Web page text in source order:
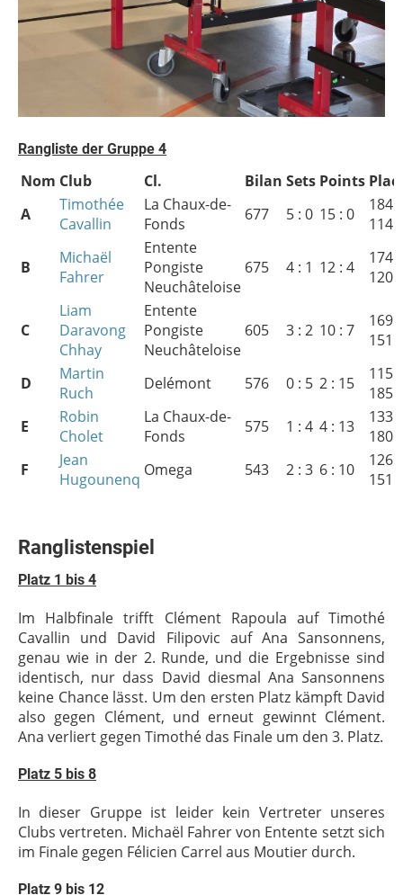
Rangliste der Gruppe 4
Nom Club Cl. Bilan Sets Points
A
Timothée
Cavallin
La Chaux-de-
Fonds
677 5 : 0 15 : 0
184 :
114
B
Michaël
Fahrer
Entente
Pongiste
Neuchâteloise
675 4 : 1 12 : 4
174 :
120
C
Liam
Daravong
Chhay
Entente
Pongiste
Neuchâteloise
605 3 : 2 10 : 7
169 :
151
D
Martin
Ruch
Delémont 576 0 : 5 2 : 15
115 :
185
E
Robin
Cholet
La Chaux-de-
Fonds
575 1 : 4 4 : 13
133 :
180
F
Jean
Hugounenq Omega 543 2 : 3 6 : 10
126 :
151
Ranglistenspiel
Platz 1 bis 4
Im Halbfinale trifft Clément Rapoula auf Timothé
Cavallin und David Filipovic auf Ana Sansonnens,
genau wie in der 2. Runde, und die Ergebnisse sind
identisch, nur dass David diesmal Ana Sansonnens
keine Chance lässt. Um den ersten Platz kämpft David
also gegen Clément, und erneut gewinnt Clément.
Ana verliert gegen Timothé das Finale um den 3. Platz.
Platz 5 bis 8
In dieser Gruppe ist leider kein Vertreter unseres
Clubs vertreten. Michaël Fahrer von Entente setzt sich
im Finale gegen Félicien Carrel aus Moutier durch.
Platz 9 bis 12